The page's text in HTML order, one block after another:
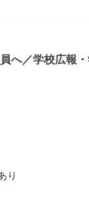
へ／学校広報
り